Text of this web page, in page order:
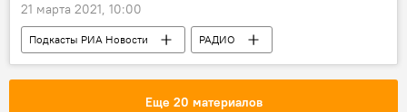
21 марта 2021, 10:00
Подкасты РИА Новости
РАДИО
МУЛЬТИМЕДИА
Новости
Еще 20 материалов